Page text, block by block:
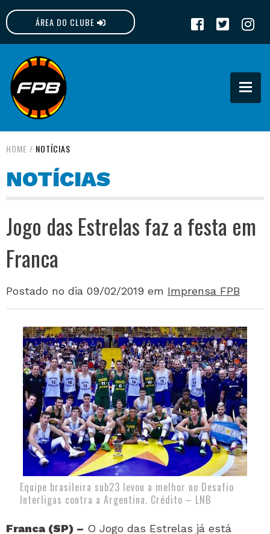
ÁREA DO CLUBE
FPB
HOME / NOTÍCIAS
NOTÍCIAS
Jogo das Estrelas faz a festa em
Franca
Postado no dia 09/02/2019 em Imprensa FPB
Equipe brasileira sub23 levou a melhor no Desafio
Interligas contra a Argentina. Crédito – LNB
Franca (SP) – O Jogo das Estrelas já está